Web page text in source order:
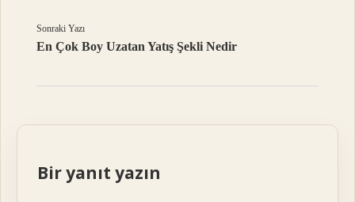
Sonraki Yazı
En Çok Boy Uzatan Yatış Şekli Nedir
Bir yanıt yazın